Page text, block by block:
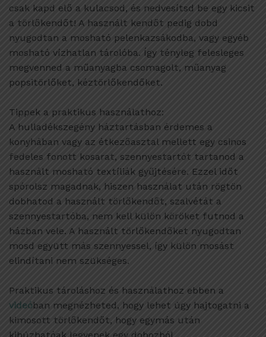
csak kapd elő a kulacsod, és nedvesítsd be egy kicsit
a törlőkendőt! A használt kendőt pedig dobd
nyugodtan a mosható pelenkazsákodba, vagy egyéb
mosható vízhatlan tárolóba. Így tényleg felesleges
megvenned a műanyagba csomagolt, műanyag
popsitörlőket, kéztörlőkendőket.
Tippek a praktikus használathoz:
A hulladékszegény háztartásban érdemes a
konyhában vagy az étkezőasztal mellett egy csinos
fedeles fonott kosarat, szennyestartót tartanod a
használt mosható textíliák gyűjtésére. Ezzel időt
spórolsz magadnak, hiszen használat után rögtön
dobhatod a használt törlőkendőt, szalvétát a
szennyestartóba, nem kell külön köröket futnod a
házban vele. A használt törlőkendőket nyugodtan
mosd együtt más szennyessel, így külön mosást
elindítani nem szükséges.
Praktikus tároláshoz és használathoz ebben a
videóban megnézheted, hogy lehet úgy hajtogatni a
kimosott törlőkendőt, hogy egymás után